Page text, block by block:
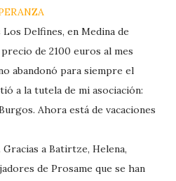
Delfines, en Medina de
de 2100 euros al mes
abandonó para siempre el
a la tutela de mi asociación:
Ahora está de vacaciones
a Batirtze, Helena,
de Prosame que se han